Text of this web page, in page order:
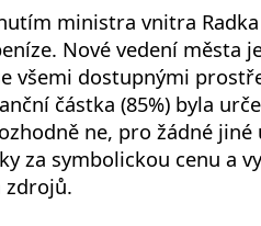
ministra vnitra
Nové vedení města
všemi dostupnými
částka (85%) byla
ne, pro žádné jiné
za symbolickou cenu a
zdrojů.